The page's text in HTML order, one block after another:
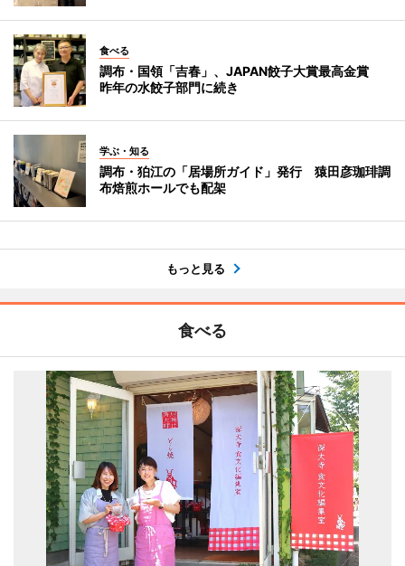
食べる
調布・国領「吉春」、JAPAN餃子大賞最高金賞
昨年の水餃子部門に続き
学ぶ・知る
調布・狛江の「居場所ガイド」発行 猿田彦珈琲調
布焙煎ホールでも配架
もっと見る
食べる